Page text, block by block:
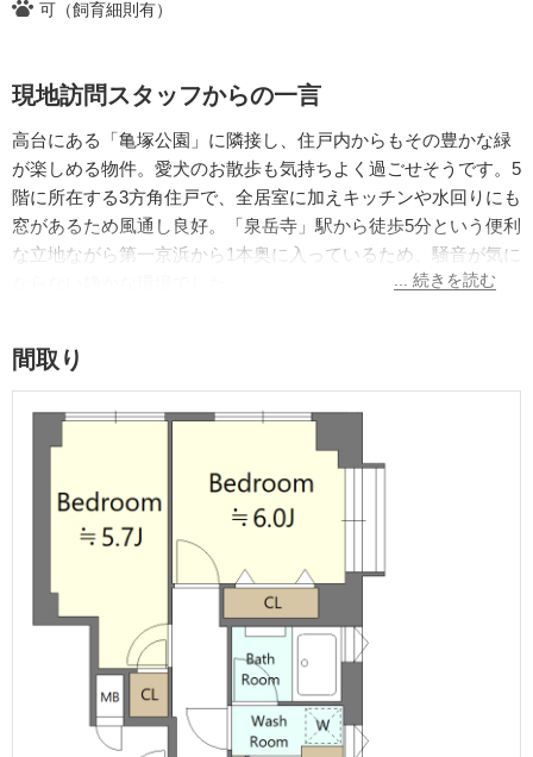
可（飼育細則有）
現地訪問スタッフからの一言
高台にある「亀塚公園」に隣接し、住戸内からもその豊かな緑
が楽しめる物件。愛犬のお散歩も気持ちよく過ごせそうです。 5
階に所在する3方角住戸で、全居室に加えキッチンや水回りにも
窓があるため風通し良好。
「泉岳寺」駅から徒歩5分という便利
な立地ながら 第一京浜から1本奥に入っているため、騒音が気に
間取り